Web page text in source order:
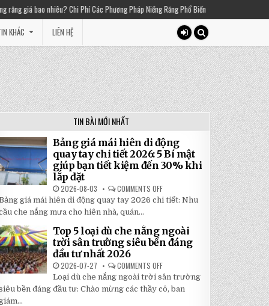
Phí Các Phương Pháp Niềng Răng Phổ Biến 2025-03-01
KHÁC LIÊN HỆ
TIN BÀI MỚI NHẤT
Bảng giá mái hiên di động
quay tay chi tiết 2026: 5 Bí mật
giúp bạn tiết kiệm đến 30% khi
lắp đặt
2026-08-03 COMMENTS OFF
BẢNG
GIÁ
ĐỘNG
QUAY
TAY
5
BÍ
MẬT
giá mái hiên di động quay tay 2026 chi tiết: Nhu
che nắng mưa cho hiên nhà, quán...
Top 5 loại dù che nắng ngoài
trời sân trường siêu bền đáng
đầu tư nhất 2026
2026-07-27 COMMENTS OFF
TOP
5
LOẠI
DÙ
Loại dù che nắng ngoài trời sân trường
bền đáng đầu tư: Chào mừng các thầy cô, ban